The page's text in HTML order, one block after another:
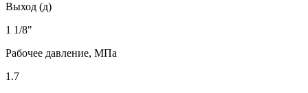
Выход (д)
1 1/8"
Рабочее давление, МПа
1.7